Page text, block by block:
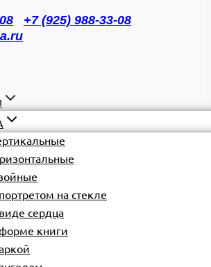
+7 (925) 988-33-08
на стекле
сердца
книги